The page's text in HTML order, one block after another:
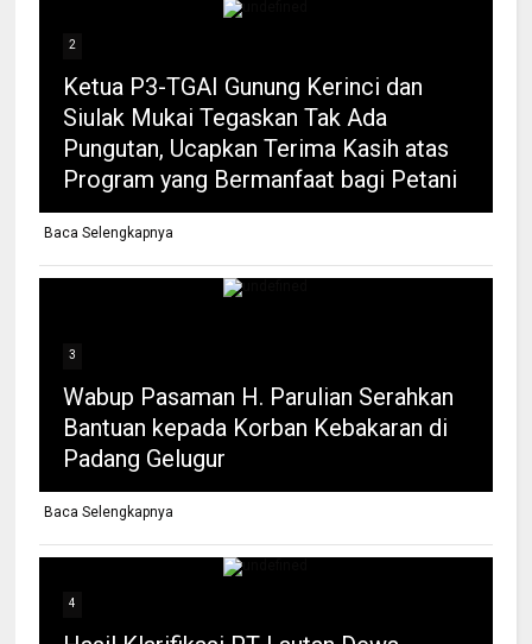
2
Ketua P3-TGAI Gunung Kerinci dan
Siulak Mukai Tegaskan Tak Ada
Pungutan, Ucapkan Terima Kasih atas
Program yang Bermanfaat bagi Petani
Baca Selengkapnya
3
Wabup Pasaman H. Parulian Serahkan
Bantuan kepada Korban Kebakaran di
Padang Gelugur
Baca Selengkapnya
4